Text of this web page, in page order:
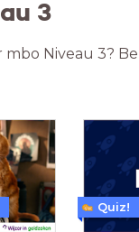
3
Niveau 3?
Quiz!